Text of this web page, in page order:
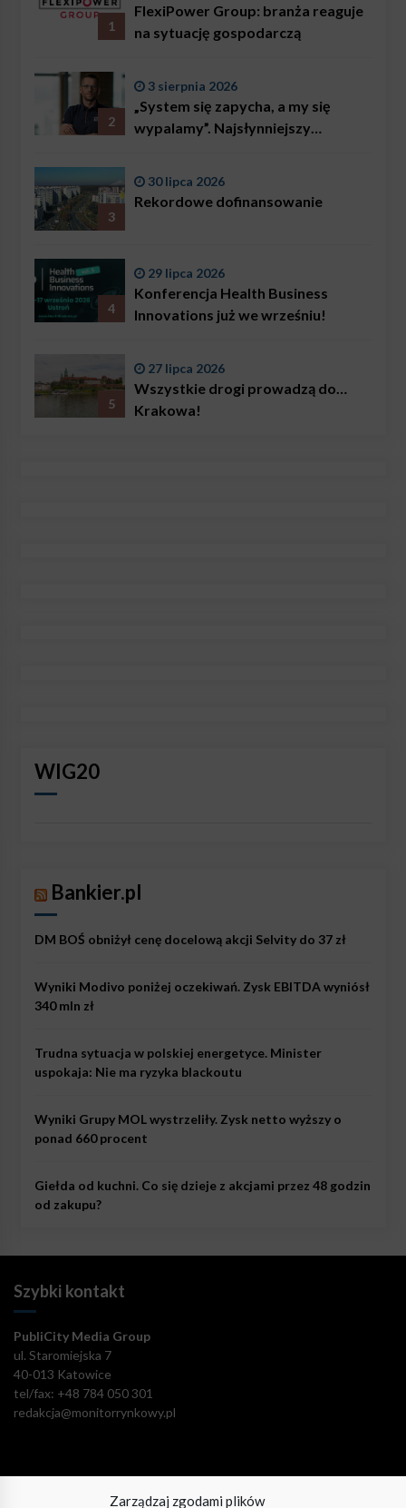
Zarządzaj zgodami plików
1
FlexiPower Group: branża reaguje
na sytuację gospodarczą
2
3 sierpnia 2026
„System się zapycha, a my się
wypalamy”. Najsłynniejszy
problemem są nie tylko choroby
3
30 lipca 2026
Rekordowe dofinansowanie
4
29 lipca 2026
Konferencja Health Business
Innovations już we wrześniu!
5
27 lipca 2026
Wszystkie drogi prowadzą do…
Krakowa!
WIG20
Bankier.pl
DM BOŚ obniżył cenę docelową akcji Selvity do 37 zł
Wyniki Modivo poniżej oczekiwań. Zysk EBITDA wyniósł
340 mln zł
Trudna sytuacja w polskiej energetyce. Minister
uspokaja: Nie ma ryzyka blackoutu
Wyniki Grupy MOL wystrzeliły. Zysk netto wyższy o
ponad 660 procent
Giełda od kuchni. Co się dzieje z akcjami przez 48 godzin
od zakupu?
Szybki kontakt
PubliCity Media Group
ul. Staromiejska 7
40-013 Katowice
tel/fax: +48 784 050 301
redakcja@monitorrynkowy.pl
Pozostańmy w kontakcie!